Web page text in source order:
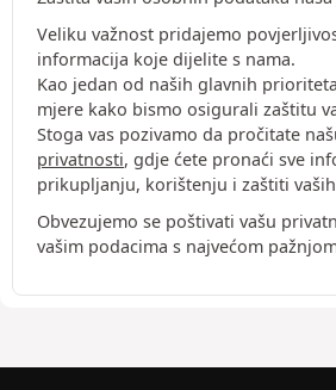
Veliku važnost pridajemo
informacija koje dijelite s nama.
Kao jedan od naših glavnih
mjere kako bismo osigurali zaštitu
Stoga vas pozivamo da pročitate
privatnosti, gdje ćete pronaći sve
prikupljanju, korištenju i zaštiti
Obvezujemo se poštivati vašu
vašim podacima s najvećom